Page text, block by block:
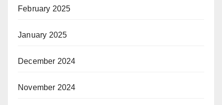
February 2025
January 2025
December 2024
November 2024